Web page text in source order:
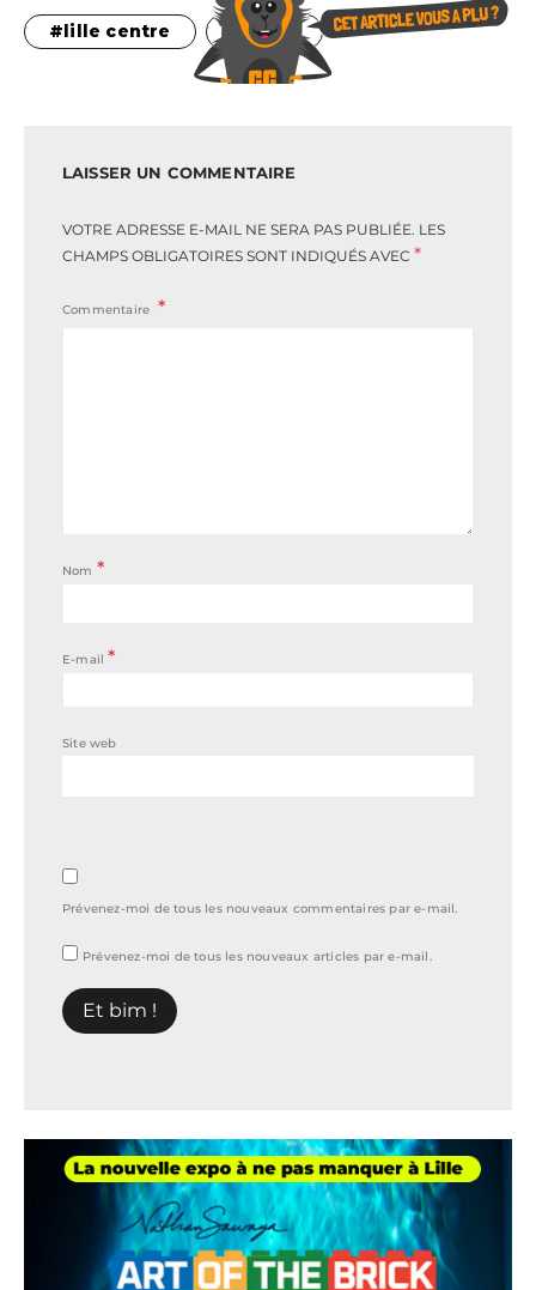
lille centre pizza
LAISSER UN COMMENTAIRE
VOTRE ADRESSE E-MAIL NE SERA PAS PUBLIÉE. LES
CHAMPS OBLIGATOIRES SONT INDIQUÉS AVEC *
Commentaire
Nom *
E-mail*
Site web
Prévenez-moi de tous les nouveaux commentaires par e-mail.
Prévenez-moi de tous les nouveaux articles par e-mail.